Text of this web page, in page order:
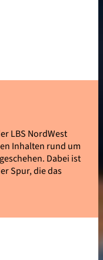
LBS NordWest
Inhalten rund um
Dabei ist
Spur, die das